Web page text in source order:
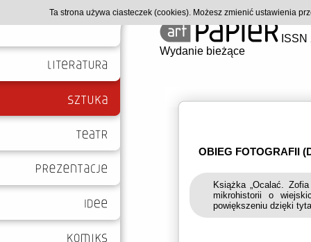
Wydanie bieżące
OBIEG FOTOGRAFII
Książka „Ocalać.
mikrohistorii o
powiększeniu dzięki
Ta strona używa ciasteczek (cookies). Możesz zmienić ustawienia